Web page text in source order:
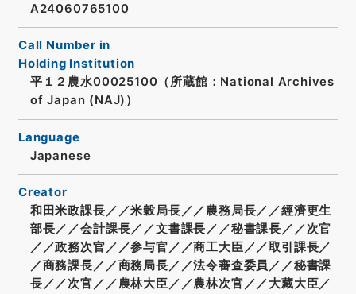
A24060765100
Call Number in
Holding Institution
平１２農水00025100（所蔵館：National Archives
of Japan (NAJ)）
Language
Japanese
Creator
和田米政課長／／米穀局長／／農務局長／／經濟更生
部長／／会計課長／／文書課長／／秘書課長／／次官
／／政務次官／／参与官／／商工大臣／／取引課長／
／商務課長／／商務局長／／法令審査委員／／秘書課
長／／次官／／農林大臣／／農林次官／／大藏大臣／